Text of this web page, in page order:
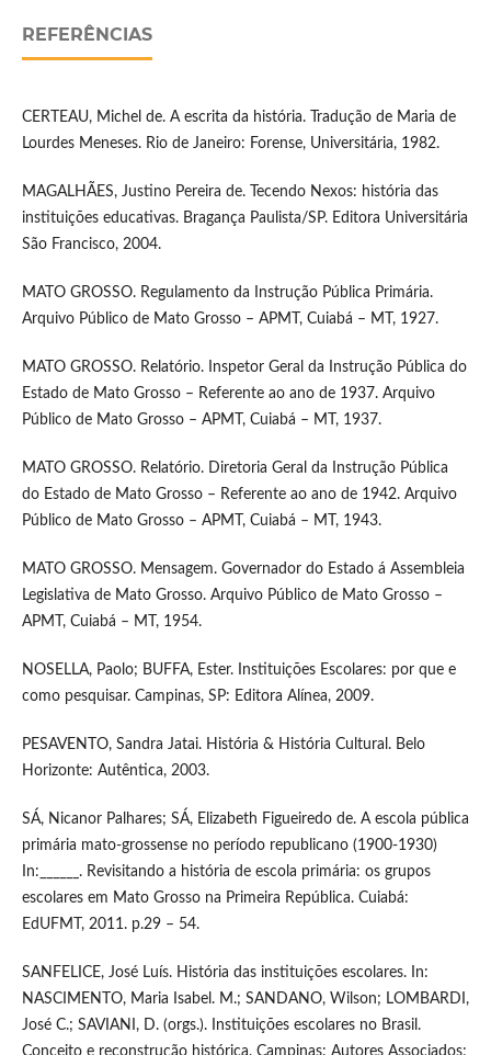
REFERÊNCIAS
CERTEAU, Michel de. A escrita da história. Tradução de Maria de
Lourdes Meneses. Rio de Janeiro: Forense, Universitária, 1982.
MAGALHÃES, Justino Pereira de. Tecendo Nexos: história das
instituições educativas. Bragança Paulista/SP. Editora Universitária
São Francisco, 2004.
MATO GROSSO. Regulamento da Instrução Pública Primária.
Arquivo Público de Mato Grosso – APMT, Cuiabá – MT, 1927.
MATO GROSSO. Relatório. Inspetor Geral da Instrução Pública do
Estado de Mato Grosso – Referente ao ano de 1937. Arquivo
Público de Mato Grosso – APMT, Cuiabá – MT, 1937.
MATO GROSSO. Relatório. Diretoria Geral da Instrução Pública
do Estado de Mato Grosso – Referente ao ano de 1942. Arquivo
Público de Mato Grosso – APMT, Cuiabá – MT, 1943.
MATO GROSSO. Mensagem. Governador do Estado á Assembleia
Legislativa de Mato Grosso. Arquivo Público de Mato Grosso –
APMT, Cuiabá – MT, 1954.
NOSELLA, Paolo; BUFFA, Ester. Instituições Escolares: por que e
como pesquisar. Campinas, SP: Editora Alínea, 2009.
PESAVENTO, Sandra Jatai. História & História Cultural. Belo
Horizonte: Autêntica, 2003.
SÁ, Nicanor Palhares; SÁ, Elizabeth Figueiredo de. A escola pública
primária mato-grossense no período republicano (1900-1930)
In:______. Revisitando a história de escola primária: os grupos
escolares em Mato Grosso na Primeira República. Cuiabá:
EdUFMT, 2011. p.29 – 54.
SANFELICE, José Luís. História das instituições escolares. In:
NASCIMENTO, Maria Isabel. M.; SANDANO, Wilson; LOMBARDI,
José C.; SAVIANI, D. (orgs.). Instituições escolares no Brasil.